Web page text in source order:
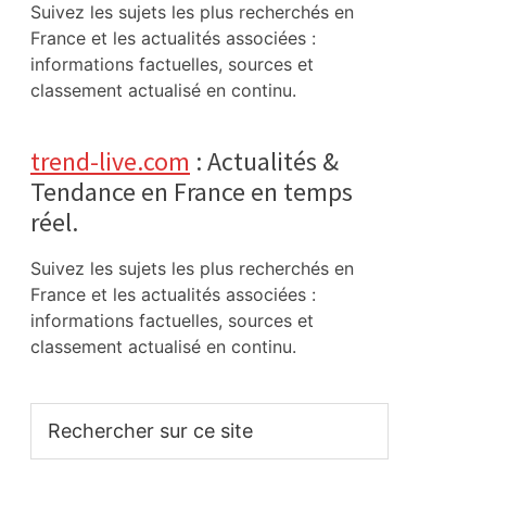
Suivez les sujets les plus recherchés en
France et les actualités associées :
informations factuelles, sources et
classement actualisé en continu.
trend-live.com : Actualités &
Tendance en France en temps
réel.
Suivez les sujets les plus recherchés en
France et les actualités associées :
informations factuelles, sources et
classement actualisé en continu.
sur